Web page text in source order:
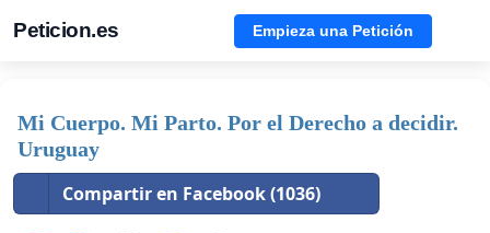
Peticion.es Empieza una Petición
Mi Cuerpo. Mi Parto. Por el Derecho a decidir.
Uruguay
Compartir en Facebook (1036)